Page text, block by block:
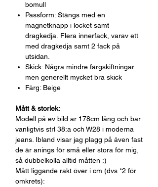
bomull
Passform: Stängs med en
magnetknapp i locket samt
dragkedja. Flera innerfack, varav ett
med dragkedja samt 2 fack på
utsidan.
Skick: Några mindre färgskiftningar
men generellt mycket bra skick
Färg: Beige
Mått & storlek:
Modell på ev bild är 178cm lång och bär
vanligtvis strl 38:a och W28 i moderna
jeans. Ibland visar jag plagg på även fast
de är anings för små eller stora för mig,
så dubbelkolla alltid måtten :)
Mått liggande rakt över i cm (dvs *2 för
omkrets):